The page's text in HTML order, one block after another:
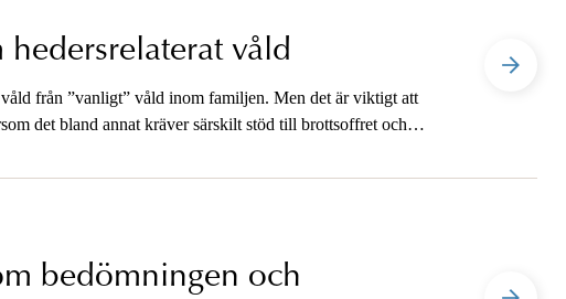
våld
från ”vanligt” våld inom familjen. Men det är viktigt att
det bland annat kräver särskilt stöd till brottsoffret och
bedömningen och